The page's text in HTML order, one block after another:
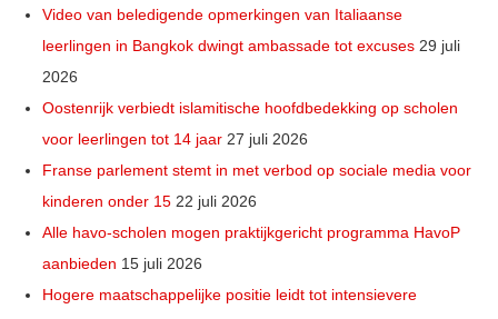
Video van beledigende opmerkingen van Italiaanse
leerlingen in Bangkok dwingt ambassade tot excuses 29 juli
2026
Oostenrijk verbiedt islamitische hoofdbedekking op scholen
voor leerlingen tot 14 jaar 27 juli 2026
Franse parlement stemt in met verbod op sociale media voor
kinderen onder 15 22 juli 2026
Alle havo-scholen mogen praktijkgericht programma HavoP
aanbieden 15 juli 2026
Hogere maatschappelijke positie leidt tot intensievere